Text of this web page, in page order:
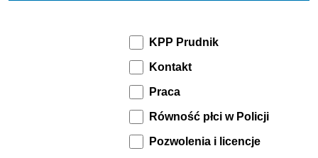
KPP Prudnik
Kontakt
Praca
Równość płci w Policji
Pozwolenia i licencje